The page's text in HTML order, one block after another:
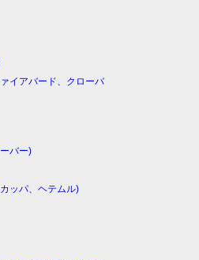
イアバード、クローバ
バー)
ッパ、ヘテムル)